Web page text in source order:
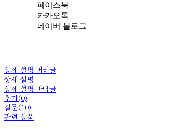
페이스북
카카오톡
네이버 블로그
상세 설명 머리글
상세 설명
상세 설명 바닥글
후기(0)
질문(10)
관련 상품